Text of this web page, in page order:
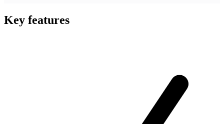
Key features